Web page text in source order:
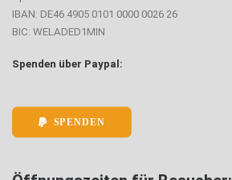
IBAN: DE46 4905 0101 0000 0026 26
BIC: WELADED1MIN
Spenden über Paypal:
SPENDEN